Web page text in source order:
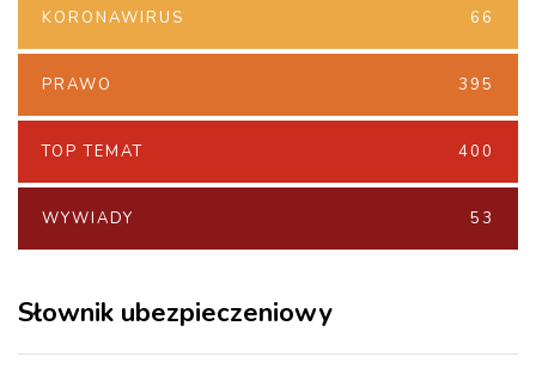
KORONAWIRUS 66
PRAWO 395
TOP TEMAT 400
WYWIADY 53
Słownik ubezpieczeniowy